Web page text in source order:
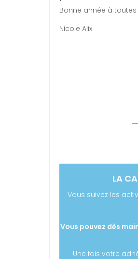
Bonne année à toutes
Nicole Alix
LA
Vous suivez les
Vous pouvez dès
Une fois votre